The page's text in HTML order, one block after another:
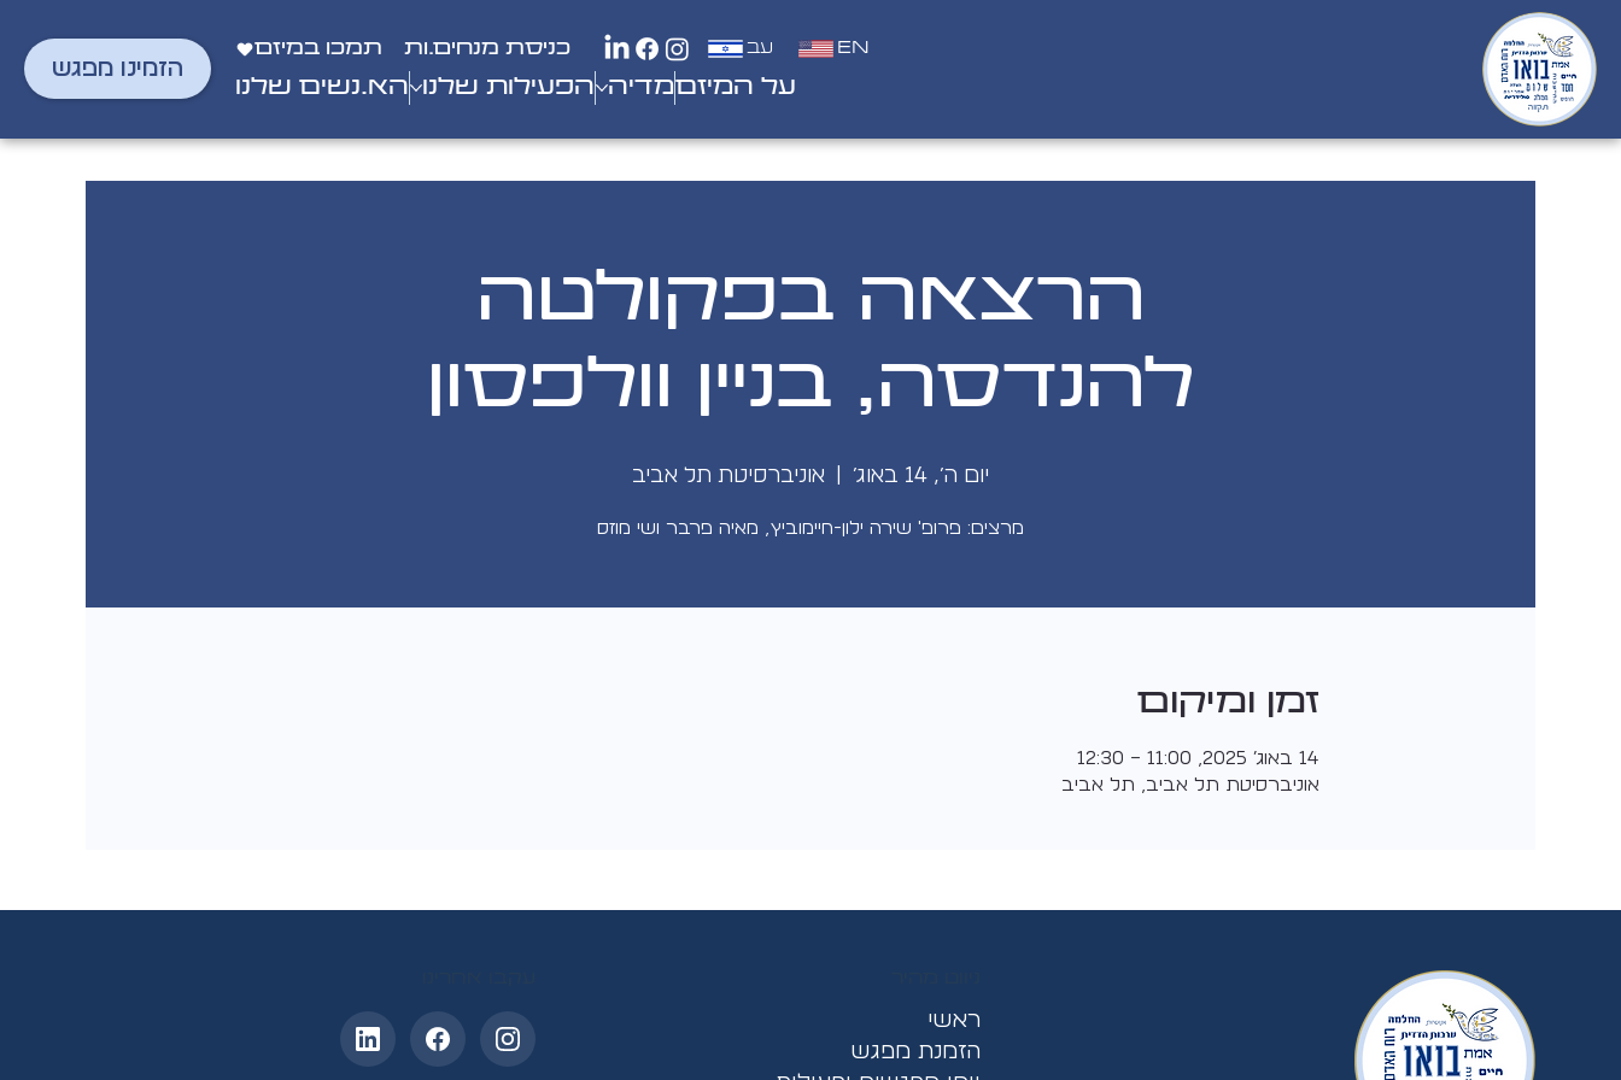
הזמינו מפגש
עב EN כניסת מנחים.ות תמכו במיזם
על המיזםמדיה הפעילות שלנו הא.נשים שלנו
הרצאה בפקולטה
להנדסה, בניין וולפסון
יום ה׳, 14 באוג׳ אוניברסיטת תל אביב
מרצים: פרופ' שירה ילון-חיימוביץ, מאיה פרבר ושי מוזס
זמן ומיקום
14 באוג׳ 2025, 11:00 – 12:30
אוניברסיטת תל אביב, תל אביב
ראשי
הזמנת מפגש